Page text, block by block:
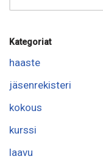
Kategoriat
haaste
jäsenrekisteri
kokous
kurssi
laavu